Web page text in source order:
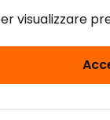
visualizzare